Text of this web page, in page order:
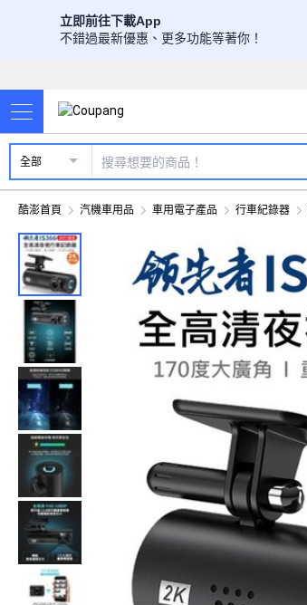
立即前往下載App
不錯過最新優惠、更多功能等著你！
全部
酷澎首頁 汽機車用品 車用電子產品 行車紀錄器